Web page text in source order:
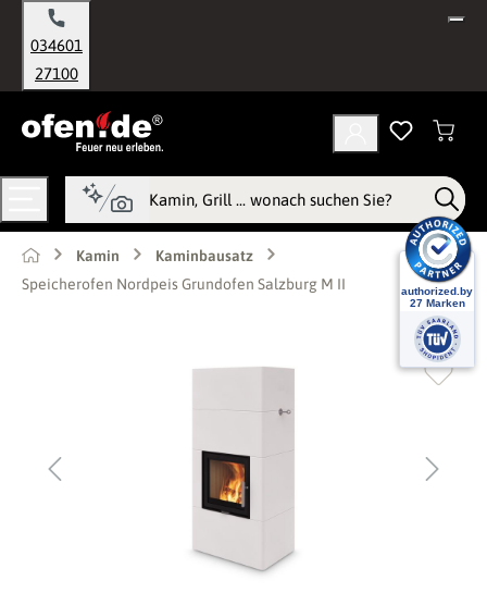
springen
034601
27100
Kamin
Kaminbausatz
Speicherofen Nordpeis Grundofen Salzburg M II